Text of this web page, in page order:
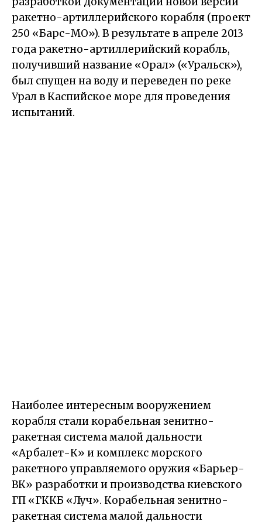
ракетно-артиллерийского корабля (проект
250 «Барс-МО»). В результате в апреле 2013
года ракетно-артиллерийский корабль,
получивший название «Орал» («Уральск»),
был спущен на воду и переведен по реке
Урал в Каспийское море для проведения
испытаний.
Наиболее интересным вооружением
корабля стали корабельная зенитно-
ракетная система малой дальности
«Арбалет-К» и комплекс морского
ракетного управляемого оружия «Барьер-
ВК» разработки и производства киевского
ГП «ГККБ «Луч». Корабельная зенитно-
ракетная система малой дальности